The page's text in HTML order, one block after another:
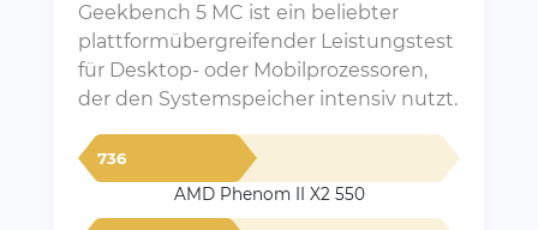
Geekbench 5 MC ist ein beliebter
plattformübergreifender Leistungstest
für Desktop- oder Mobilprozessoren,
der den Systemspeicher intensiv nutzt.
736
AMD Phenom II X2 550